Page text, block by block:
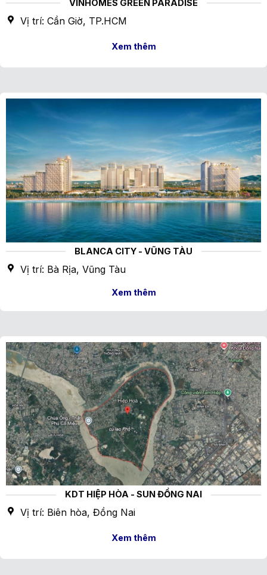
VINHOMES GREEN PARADISE
Vị trí: Cần Giờ, TP.HCM
Xem thêm
BLANCA CITY - VŨNG TÀU
Vị trí: Bà Rịa, Vũng Tàu
Xem thêm
KDT HIỆP HÒA - SUN ĐỒNG NAI
Vị trí: Biên hòa, Đồng Nai
Xem thêm